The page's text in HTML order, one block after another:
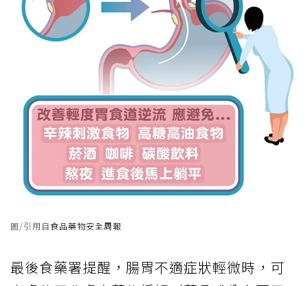
圖/引用自食品藥物安全周報
最後食藥署提醒，腸胃不適症狀輕微時，可